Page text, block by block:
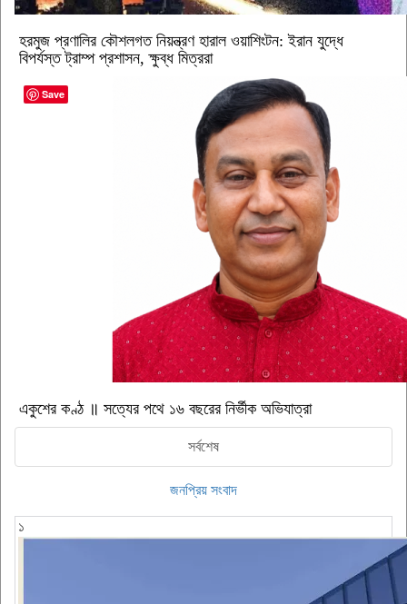
হরমুজ প্রণালির কৌশলগত নিয়ন্ত্রণ হারাল ওয়াশিংটন: ইরান যুদ্ধে
বিপর্যস্ত ট্রাম্প প্রশাসন, ক্ষুব্ধ মিত্ররা
একুশের কণ্ঠ ॥ সত্যের পথে ১৬ বছরের নির্ভীক অভিযাত্রা
সর্বশেষ
জনপ্রিয় সংবাদ
১
Save